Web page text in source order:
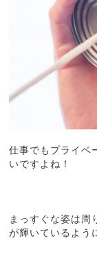
仕事でもプライベ
いですよね！
まっすぐな姿は周
が輝いているよう